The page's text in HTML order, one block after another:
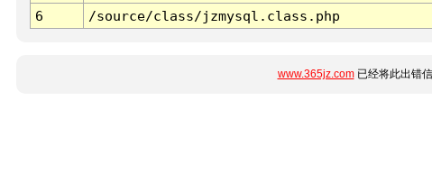
6
/source/class/jzmysql.class.php
www.365jz.com已经将此出错